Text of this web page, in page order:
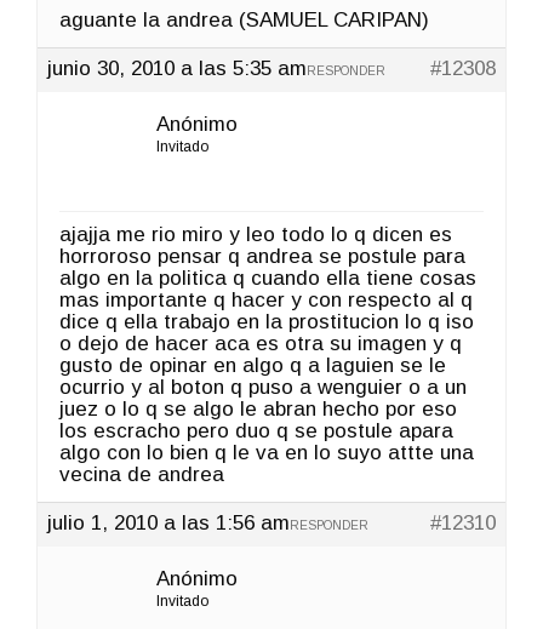
aguante la andrea (SAMUEL CARIPAN)
junio 30, 2010 a las 5:35 am #12308
RESPONDER
Anónimo
Invitado
ajajja me rio miro y leo todo lo q dicen es
horroroso pensar q andrea se postule para
algo en la politica q cuando ella tiene cosas
mas importante q hacer y con respecto al q
dice q ella trabajo en la prostitucion lo q iso
o dejo de hacer aca es otra su imagen y q
gusto de opinar en algo q a laguien se le
ocurrio y al boton q puso a wenguier o a un
juez o lo q se algo le abran hecho por eso
los escracho pero duo q se postule apara
algo con lo bien q le va en lo suyo attte una
vecina de andrea
julio 1, 2010 a las 1:56 am #12310
RESPONDER
Anónimo
Invitado